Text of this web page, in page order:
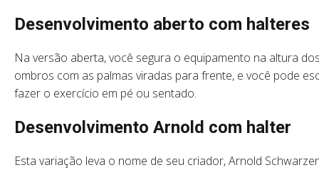
Desenvolvimento aberto com
Na versão aberta, você segura o equipamento na altura
ombros com as palmas viradas para frente, e você pode
fazer o exercício em pé ou sentado.
Desenvolvimento Arnold com halter
Esta variação leva o nome de seu criador, Arnold